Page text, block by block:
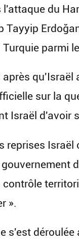
du
Tayyip
parmi
sur la
Israël
reprises
».
déroulée